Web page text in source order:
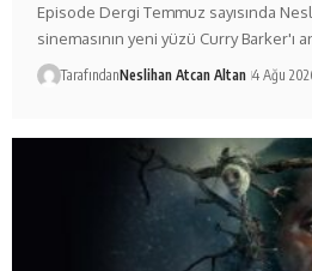
Episode Dergi Temmuz sayısında
sinemasının yeni yüzü Curry Barker'ı
TarafındanNeslihan Atcan Altan 4 Ağu